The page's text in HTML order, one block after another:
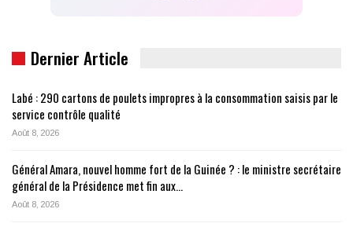
Dernier Article
Labé : 290 cartons de poulets impropres à la consommation saisis par le
service contrôle qualité
Août 8, 2026
Général Amara, nouvel homme fort de la Guinée ? : le ministre secrétaire
général de la Présidence met fin aux…
Août 8, 2026